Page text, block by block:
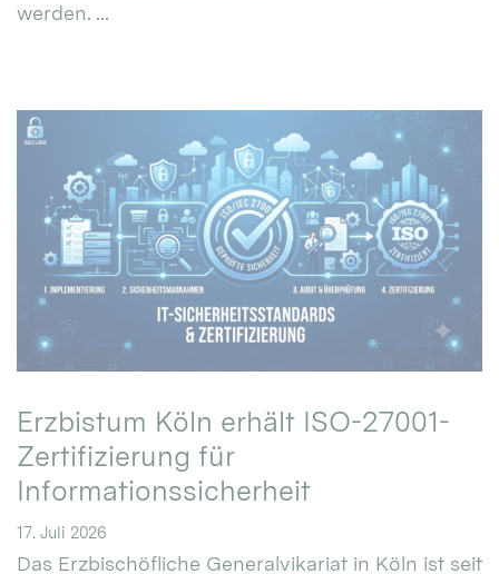
werden. ...
Erzbistum Köln erhält ISO-27001-
Zertifizierung für
Informationssicherheit
17. Juli 2026
Das Erzbischöfliche Generalvikariat in Köln ist seit